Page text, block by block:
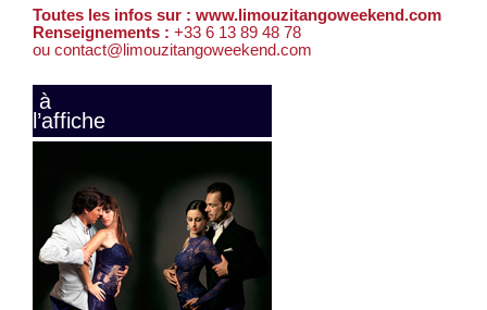
Toutes les infos sur : www.limouzitangoweekend.com
Renseignements : +33 6 13 89 48 78
ou contact@limouzitangoweekend.com
à
l’affiche